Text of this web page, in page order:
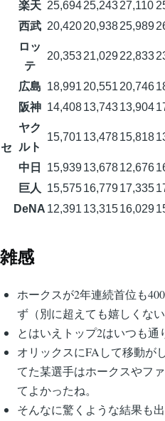
楽天 25,69425,24327,110
西武 20,42020,93825,989
ロッ
テ
20,35321,02922,833
セ
広島 18,991 20,551 20,746
阪神 14,40813,74313,904
ヤク
ルト
15,701 13,47815,818
中日 15,93913,67812,676
巨人
15,57516,77917,335
DeNA 12,391 13,31516,029
雑感
ホークスが2年連続首位も
ず（別に超えても嬉しくない
とはいえトップ2はいつも通
オリックスにFAして移動が
てた某選手はホークスやフ
てよかったね。
そんなに驚くような結果も